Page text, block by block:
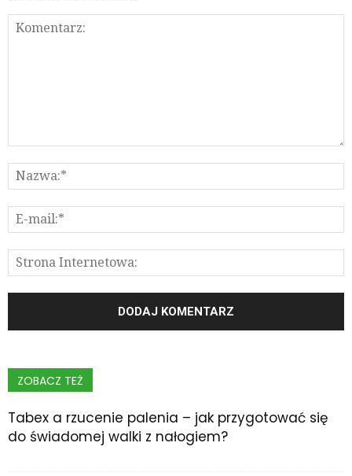
ZOBACZ TEŻ
Tabex a rzucenie palenia – jak przygotować się
do świadomej walki z nałogiem?